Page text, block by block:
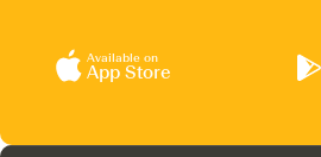
Available on
App Store